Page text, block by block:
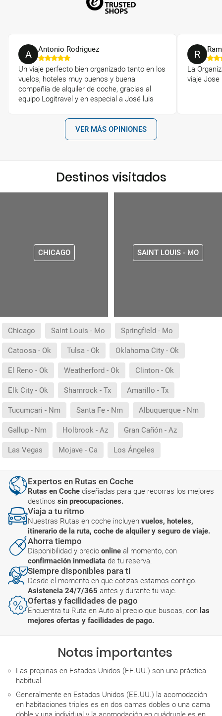
A Antonio Rodriguez
Un viaje perfecto bien organizado tanto en los
vuelos, hoteles muy buenos y buena
compañía de alquiler de coche, gracias al
equipo Logitravel y en especial a José luis
R
La
viaje Jose
VER MÁS OPINIONES
Destinos visitados
CHICAGO SAINT LOUIS - MO
Chicago Saint Louis - Mo Springfield - Mo
Catoosa - Ok Tulsa - Ok Oklahoma City - Ok
El Reno - Ok Weatherford - Ok Clinton - Ok
Elk City - Ok Shamrock - Tx Amarillo - Tx
Tucumcari - Nm Santa Fe - Nm Albuquerque - Nm
Gallup - Nm Holbrook - Az Gran Cañón - Az
Las Vegas Mojave - Ca Los Ángeles
Expertos en Rutas en Coche
Rutas en Coche diseñadas para que recorras los mejores
destinos sin preocupaciones.
Viaja a tu ritmo
Nuestras Rutas en coche incluyen vuelos, hoteles,
itinerario de la ruta, coche de alquiler y seguro de viaje.
Ahorra tiempo
Disponibilidad y precio online al momento, con
confirmación inmediata de tu reserva.
Siempre disponibles para ti
Desde el momento en que cotizas estamos contigo.
Asistencia 24/7/365 antes y durante tu viaje.
Ofertas y facilidades de pago
Encuentra tu Ruta en Auto al precio que buscas, con las
mejores ofertas y facilidades de pago.
Notas importantes
Las propinas en Estados Unidos (EE.UU.) son una práctica
habitual.
Generalmente en Estados Unidos (EE.UU.) la acomodación
en habitaciones triples es en dos camas dobles o una cama